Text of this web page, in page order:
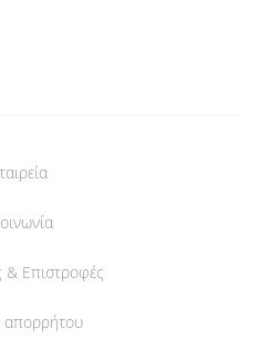
& Επιστροφές
απορρήτου